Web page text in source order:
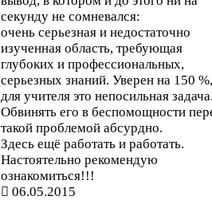
секунду не сомневался:
очень серьезная и недостаточно
изученная область, требующая
глубоких и профессиональных,
серьезных знаний. Уверен на 150
для учителя это непосильная
Обвинять его в беспомощности
такой проблемой абсурдно.
Здесь ещё работать и работать.
Настоятельно рекомендую
ознакомиться!!!
06.05.2015